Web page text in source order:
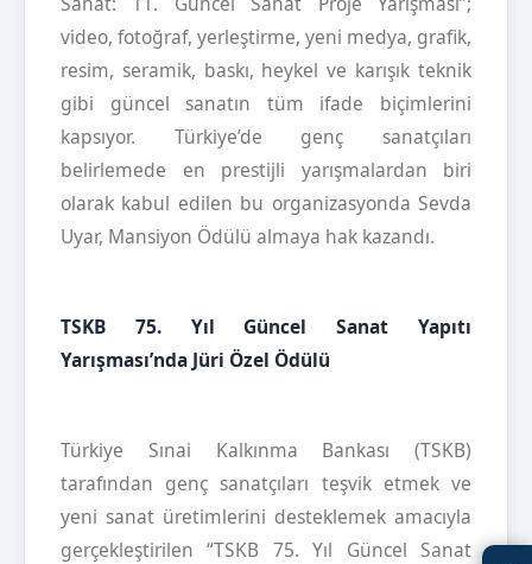
video, fotoğraf, yerleştirme, yeni medya, grafik,
resim, seramik, baskı, heykel ve karışık teknik
gibi güncel sanatın tüm ifade biçimlerini
kapsıyor. Türkiye’de genç sanatçıları
belirlemede en prestijli yarışmalardan biri
olarak kabul edilen bu organizasyonda Sevda
Uyar, Mansiyon Ödülü almaya hak kazandı.
TSKB 75. Yıl Güncel Sanat Yapıtı
Yarışması’nda Jüri Özel Ödülü
Türkiye Sınai Kalkınma Bankası (TSKB)
tarafından genç sanatçıları teşvik etmek ve
yeni sanat üretimlerini desteklemek amacıyla
gerçekleştirilen “TSKB 75. Yıl Güncel Sanat